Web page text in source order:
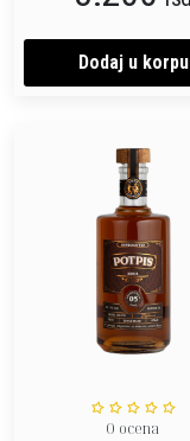
Dodaj u korpu
0 ocena